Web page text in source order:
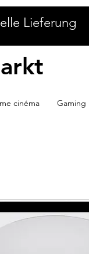
Lieferung
cinéma Gaming